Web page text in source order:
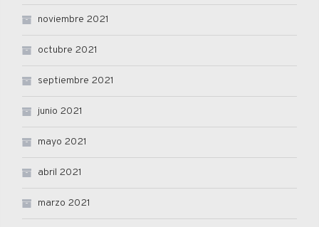
noviembre 2021
octubre 2021
septiembre 2021
junio 2021
mayo 2021
abril 2021
marzo 2021